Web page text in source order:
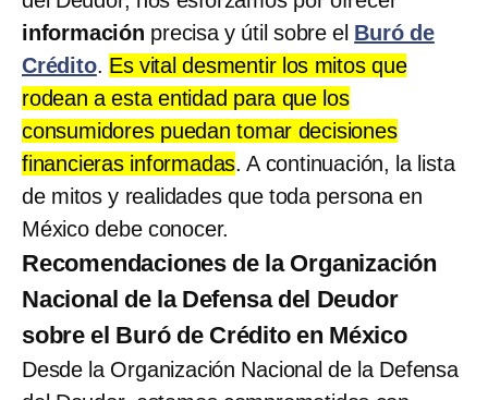
información precisa y útil sobre el Buró de
Crédito. Es vital desmentir los mitos que
rodean a esta entidad para que los
consumidores puedan tomar decisiones
financieras informadas. A continuación, la lista
de mitos y realidades que toda persona en
México debe conocer.
Recomendaciones de la Organización
Nacional de la Defensa del Deudor
sobre el Buró de Crédito en México
Desde la Organización Nacional de la Defensa